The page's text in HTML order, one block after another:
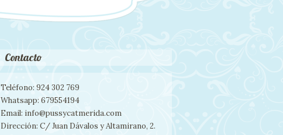
Contacto
Teléfono: 924 302 769
Whatsapp: 679554194
Email: info@pussycatmerida.com
Dirección: C/ Juan Dávalos y Altamirano, 2.